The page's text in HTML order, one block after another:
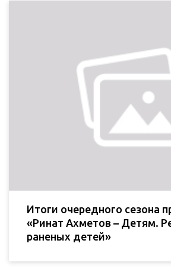
Итоги очередного сезона
«Ринат Ахметов – Детям.
раненых детей»